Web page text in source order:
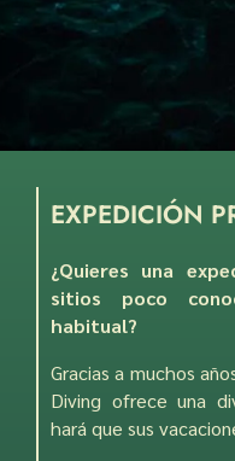
EXPEDICIÓN
¿Quieres una
sitios poco
habitual?
Gracias a muchos
Diving ofrece una
hará que sus